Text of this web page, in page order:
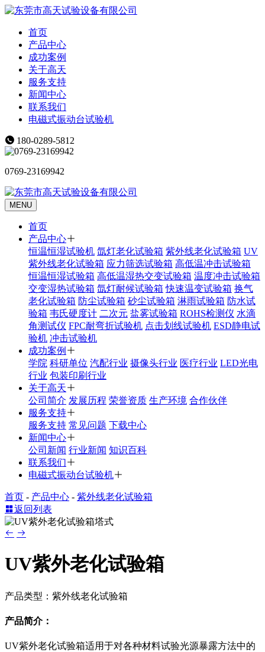
首页
产品中心
成功案例
关于高天
服务支持
新闻中心
联系我们
电磁式振动台试验机
180-0289-5812
0769-23169942
MENU
首页
产品中心
恒温恒湿试验机 氙灯老化试验箱 紫外线老化试验箱 UV
紫外线老化试验箱 应力筛选试验箱 高低温冲击试验箱
恒温恒湿试验箱 高低温湿热交变试验箱 温度冲击试验箱
交变湿热试验箱 氙灯耐候试验箱 快速温变试验箱 换气
老化试验箱 防尘试验箱 砂尘试验箱 淋雨试验箱 防水试
验箱 韦氏硬度计 二次元 盐雾试验箱 ROHS检测仪 水滴
角测试仪 FPC耐弯折试验机 点击划线试验机 ESD静电试
验机 冲击试验机
成功案例
学院 科研单位 汽配行业 摄像头行业 医疗行业 LED光电
行业 包装印刷行业
关于高天
公司简介 发展历程 荣誉资质 生产环境 合作伙伴
服务支持
服务支持 常见问题 下载中心
新闻中心
公司新闻 行业新闻 知识百科
联系我们
电磁式振动台试验机
首页 - 产品中心 - 紫外线老化试验箱
返回列表
UV紫外老化试验箱
产品类型：紫外线老化试验箱
产品简介：
UV紫外老化试验箱适用于对各种材料试验光源暴露方法中的